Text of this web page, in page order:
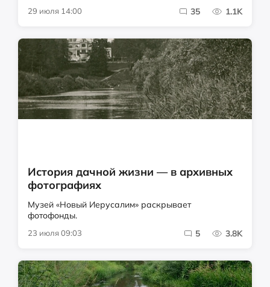
29 июля 14:00 35 1.1K
История дачной жизни — в архивных
фотографиях
Музей «Новый Иерусалим» раскрывает
фотофонды.
23 июля 09:03 5 3.8K